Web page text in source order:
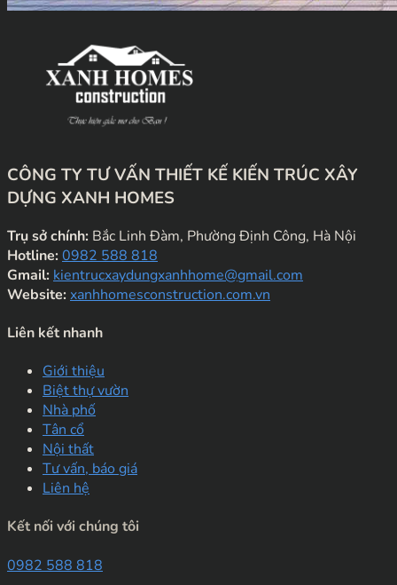
CÔNG TY TƯ VẤN THIẾT KẾ KIẾN TRÚC XÂY
DỰNG XANH HOMES
Trụ sở chính: Bắc Linh Đàm, Phường Định Công, Hà Nội
Hotline:0982 588 818
Gmail: kientrucxaydungxanhhome@gmail.com
Website:xanhhomesconstruction.com.vn
Liên kết nhanh
Giới thiệu
Biệt thự vườn
Nhà phố
Tân cổ
Nội thất
Tư vấn, báo giá
Liên hệ
Kết nối với chúng tôi
0982 588 818